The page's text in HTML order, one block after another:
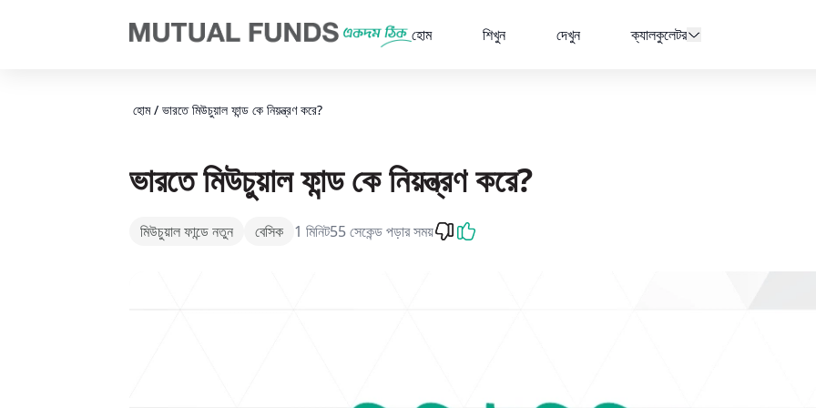
হোম
শিখুন দেখুন ক্যালকুলেটর
হোম / ভারতে মিউচুয়াল ফান্ড কে নিয়ন্ত্রণ করে?
ভারতে মিউচুয়াল ফান্ড কে নিয়ন্ত্রণ করে?
মিউচুয়াল ফান্ডে নতুন বেসিক 1 মিনিট55 সেকেন্ড পড়ার সময়